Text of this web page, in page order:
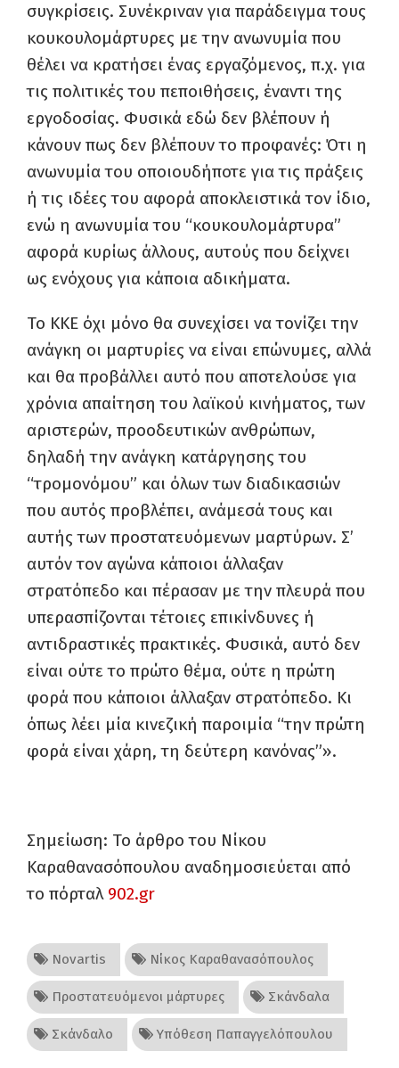
συγκρίσεις. Συνέκριναν για παράδειγμα τους
κουκουλομάρτυρες με την ανωνυμία που
θέλει να κρατήσει ένας εργαζόμενος, π.χ. για
τις πολιτικές του πεποιθήσεις, έναντι της
εργοδοσίας. Φυσικά εδώ δεν βλέπουν ή
κάνουν πως δεν βλέπουν το προφανές: Ότι η
ανωνυμία του οποιουδήποτε για τις πράξεις
ή τις ιδέες του αφορά αποκλειστικά τον ίδιο,
ενώ η ανωνυμία του “κουκουλομάρτυρα”
αφορά κυρίως άλλους, αυτούς που δείχνει
ως ενόχους για κάποια αδικήματα.
Το ΚΚΕ όχι μόνο θα συνεχίσει να τονίζει την
ανάγκη οι μαρτυρίες να είναι επώνυμες, αλλά
και θα προβάλλει αυτό που αποτελούσε για
χρόνια απαίτηση του λαϊκού κινήματος, των
αριστερών, προοδευτικών ανθρώπων,
δηλαδή την ανάγκη κατάργησης του
“τρομονόμου” και όλων των διαδικασιών
που αυτός προβλέπει, ανάμεσά τους και
αυτής των προστατευόμενων μαρτύρων. Σ’
αυτόν τον αγώνα κάποιοι άλλαξαν
στρατόπεδο και πέρασαν με την πλευρά που
υπερασπίζονται τέτοιες επικίνδυνες ή
αντιδραστικές πρακτικές. Φυσικά, αυτό δεν
είναι ούτε το πρώτο θέμα, ούτε η πρώτη
φορά που κάποιοι άλλαξαν στρατόπεδο. Κι
όπως λέει μία κινεζική παροιμία “την πρώτη
φορά είναι χάρη, τη δεύτερη κανόνας”».
Σημείωση: Το άρθρο του Νίκου
Καραθανασόπουλου αναδημοσιεύεται από
το πόρταλ 902.gr
Novartis Νίκος Καραθανασόπουλος
Προστατευόμενοι μάρτυρες Σκάνδαλα
Σκάνδαλο Υπόθεση Παπαγγελόπουλου